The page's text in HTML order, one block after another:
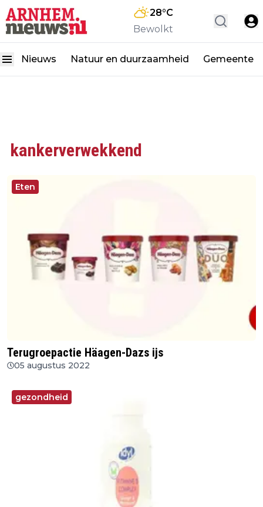
28°C
Bewolkt
Nieuws Natuur en duurzaamheid Gemeente
kankerverwekkend
Eten
Terugroepactie Häagen-Dazs ijs
05 augustus 2022
gezondheid